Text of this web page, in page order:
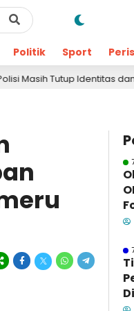
Politik Sport
dan Barang Bukti